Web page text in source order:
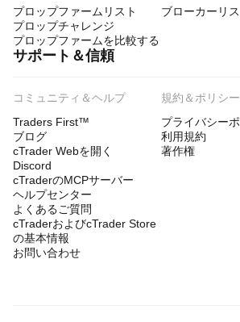
プロップファームリスト
プロップチャレンジ
プロップファームを比較する
ブローカーリ
サポート＆信頼
コミュニティ＆ヘルプ
Traders First™
ブログ
cTrader Webを開く
Discord
cTraderのMCPサーバー
ヘルプセンター
よくあるご質問
cTraderおよびcTrader Store
の基本情報
お問い合わせ
規約＆ポリシー
プライバシー
利用規約
著作権